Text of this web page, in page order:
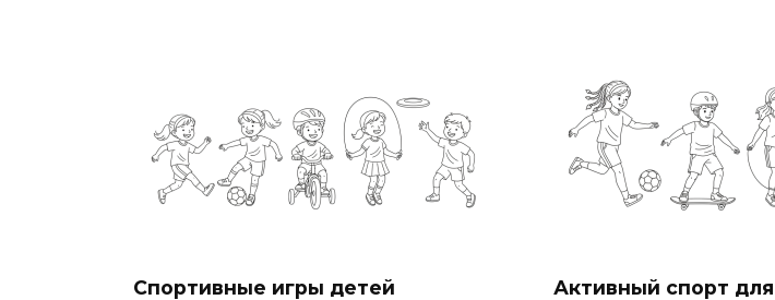
Спортивные игры детей Активный спорт